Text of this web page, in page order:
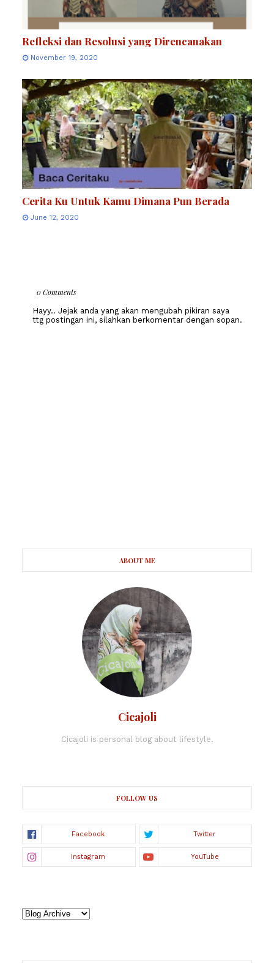
Refleksi dan Resolusi yang Direncanakan
November 19, 2020
Cerita Ku Untuk Kamu Dimana Pun Berada
June 12, 2020
0 Comments
Hayy.. Jejak anda yang akan mengubah pikiran saya
ttg postingan ini, silahkan berkomentar dengan sopan.
ABOUT ME
Cicajoli
Cicajoli is personal blog about lifestyle.
FOLLOW US